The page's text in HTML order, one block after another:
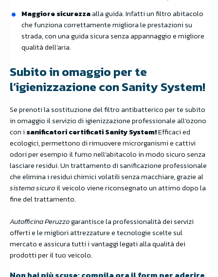
Maggiore sicurezzaalla guida. Infatti un filtro abitacolo
che funziona correttamente migliora le prestazioni su
strada, con una guida sicura senza appannaggio e migliore
qualità dell’aria.
Subito in omaggio per te
l’igienizzazione con Sanity System!
Se prenoti la sostituzione del filtro antibatterico per te subito
in omaggio il servizio di igienizzazione professionale all’ozono
con i sanificatori certificati Sanity System!Efficaci ed
ecologici, permettono di rimuovere microrganismi e cattivi
odori per esempio il fumo nell’abitacolo in modo sicuro senza
lasciare residui. Un trattamento di sanificazione professionale
che elimina i residui chimici volatili senza macchiare, grazie al
sistema sicuroil veicolo viene riconsegnato un attimo dopo la
fine del trattamento.
Autofficina Peruzzogarantisce la professionalità dei servizi
offerti e le migliori attrezzature e tecnologie scelte sul
mercato e assicura tutti i vantaggi legati alla qualità dei
prodotti per il tuo veicolo.